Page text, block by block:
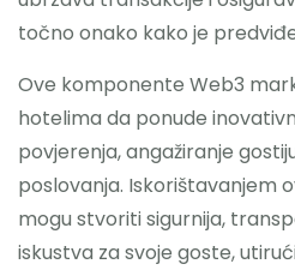
točno onako kako je
Ove komponente Web3
hotelima da ponude
povjerenja, angažiranje
poslovanja. Iskorištavanjem
mogu stvoriti sigurnija,
iskustva za svoje goste,